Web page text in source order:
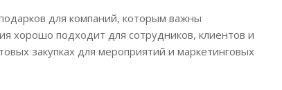
для компаний, которым важны
хорошо подходит для сотрудников, клиентов и
закупках для мероприятий и маркетинговых